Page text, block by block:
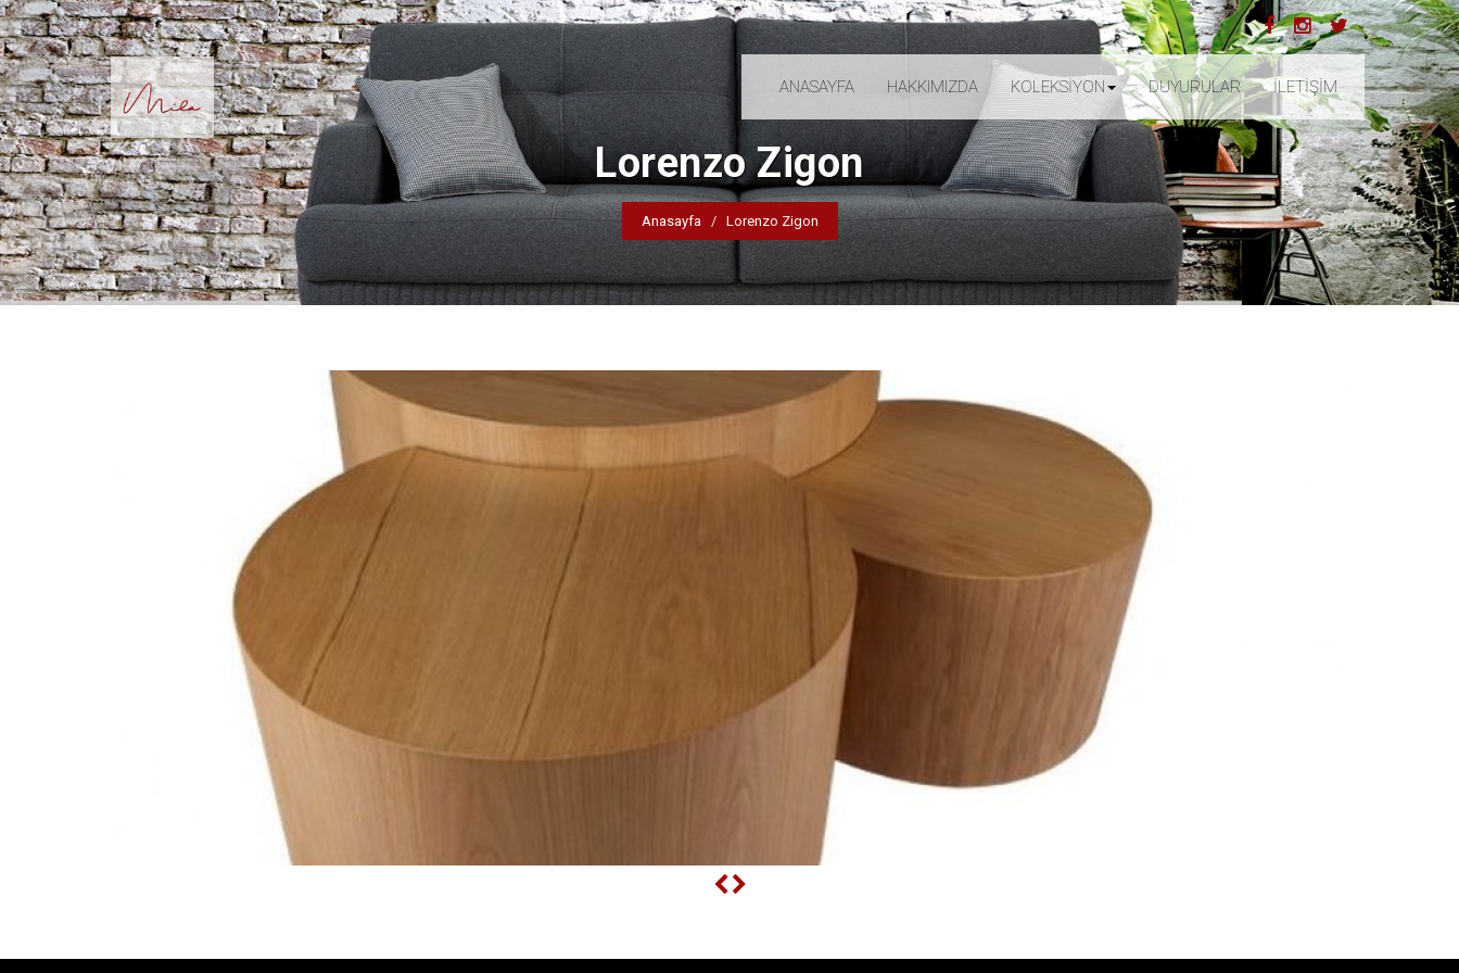
ANASAYFA HAKKIMIZDA KOLEKSİYON DUYURULAR İLETİŞİM
Lorenzo Zigon
Anasayfa Lorenzo Zigon